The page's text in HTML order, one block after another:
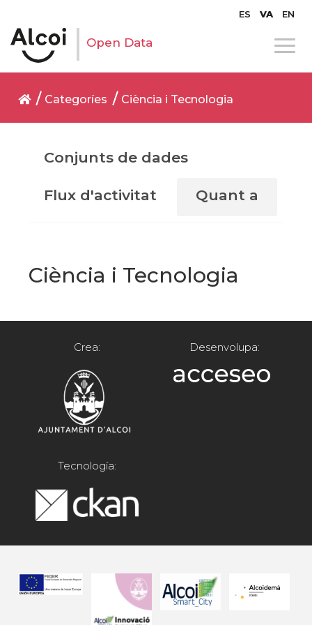
ES VA EN
Open Data
Categoríes Ciència i Tecnologia
Conjunts de dades
Flux d'activitat Quant a
Ciència i Tecnologia
Crea: Desenvolupa:
Tecnología: